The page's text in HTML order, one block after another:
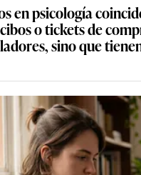
en psicología
o tickets de
sino que